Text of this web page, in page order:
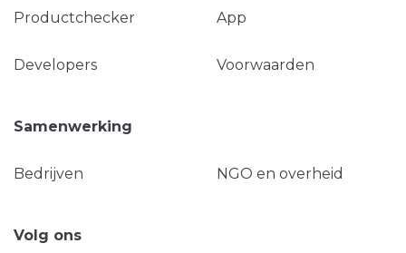
Productchecker App
Developers Voorwaarden
Samenwerking
Bedrijven NGO en overheid
Volg ons